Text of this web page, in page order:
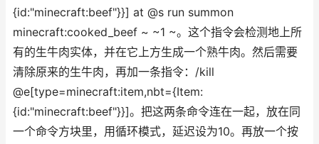
{id:"minecraft:beef"}}] at @s run summon
minecraft:cooked_beef ~ ~1 ~。这个指令会检测地上所
有的生牛肉实体，并在它上方生成一个熟牛肉。然后需要
清除原来的生牛肉，再加一条指令：/kill
@e[type=minecraft:item,nbt={Item:
{id:"minecraft:beef"}}]。把这两条命令连在一起，放在同
一个命令方块里，用循环模式，延迟设为10。再放一个按